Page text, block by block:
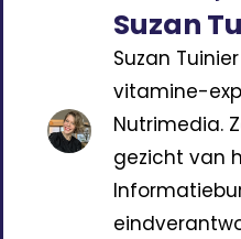
Suzan
Suzan
vitamine-
Nutrimedia.
gezicht van